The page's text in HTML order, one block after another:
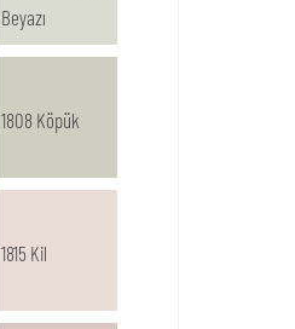
Beyazı
1808 Köpük
1815 Kil